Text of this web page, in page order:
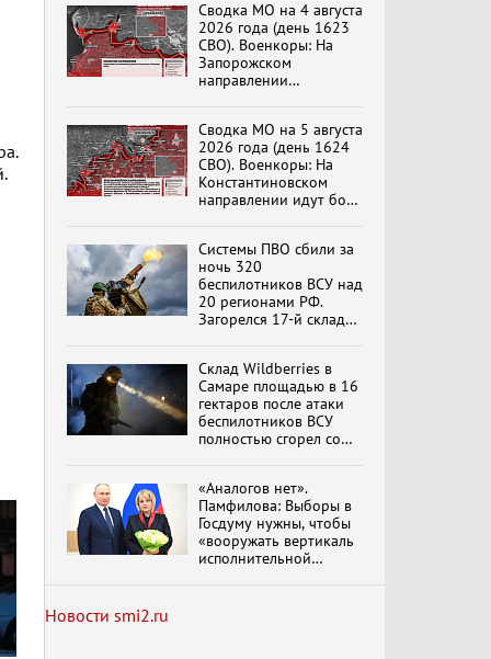
Хук слева: «Что и
требовалось доказать!»
(07.08.2026)
Бренды Советской
эпохи "Гжель"
«Изменимся или
вымрем»
К ГРАЖДАНАМ
Г.А. Зюганова,
Председателя ЦК
КПРФ Руководителя
фракции КПРФ в
Государственной Думе
РФ (28.07.2026)
Документальный
фильм "Империализм и
Бить смелее!
В.Баранец, В.Дандыкин,
Сводка МО на 4 августа
2026 года (день 1623
СВО). Военкоры: На
Запорожском
направлении
Степногорска
Сводка МО на 5 августа
2026 года (день 1624
СВО). Военкоры: На
Константиновском
направлении идут бои
Системы ПВО сбили за
ночь 320
беспилотников ВСУ над
20 регионами РФ.
Загорелся 17-й склад
года
обновлено
Склад Wildberries в
Самаре площадью в 16
гектаров после атаки
беспилотников ВСУ
полностью сгорел со
«Аналогов нет».
Памфилова: Выборы в
Госдуму нужны, чтобы
«вооружать вертикаль
исполнительной
Новости smi2.ru